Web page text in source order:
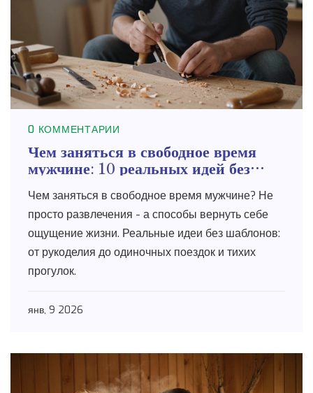
0 КОММЕНТАРИИ
Чем заняться в свободное время
мужчине: 10 реальных идей без
Чем заняться в свободное время мужчине? Не
просто развлечения - а способы вернуть себе
ощущение жизни. Реальные идеи без шаблонов:
от рукоделия до одиночных поездок и тихих
прогулок.
янв, 9 2026